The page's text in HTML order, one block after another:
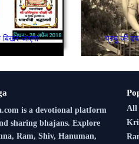
जाएगा प्रभु जी
is a devotional platform
sharing bhajans. Explore
Ram, Shiv, Hanuman,
All